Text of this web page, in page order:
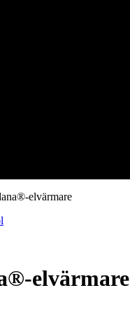
elvärmare
elvärmare